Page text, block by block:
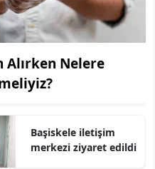
Şanlıurfa
Uşak
Van
Yozgat
Zonguldak
Aksaray
Alırken Nelere
Başiskele iletişim
merkezi ziyaret edildi